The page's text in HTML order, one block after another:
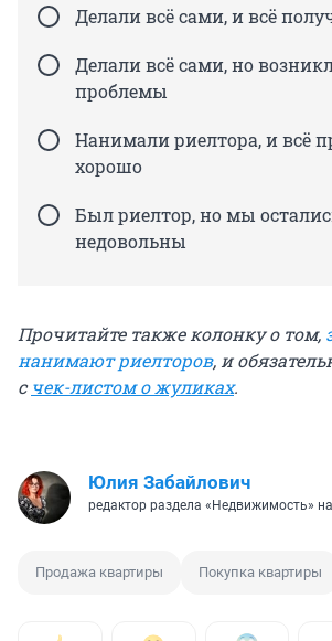
Делали всё сами, и всё
Делали всё сами, но
проблемы
Нанимали риелтора, и всё
хорошо
Был риелтор, но мы
недовольны
Прочитайте также колонку о том,
нанимают риелторов, и
счек-листом о жуликах.
Юлия Забайлович
редактор раздела «Недвижимость» на
Продажа квартиры Покупка квартиры